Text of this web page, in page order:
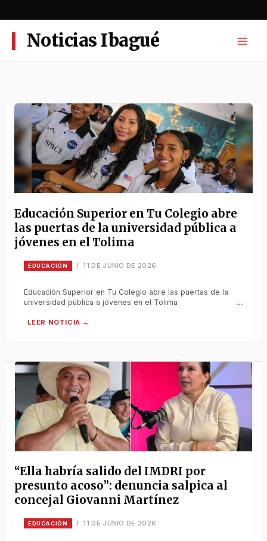
al
contenidoNoticias Ibagué
Educación Superior en Tu Colegio abre
las puertas de la universidad pública a
jóvenes en el Tolima
EDUCACIÓN / 11 DE JUNIO DE 2026
Educación Superior en Tu Colegio abre las puertas de la
universidad pública a jóvenes en el Tolima
“Ella habría salido del IMDRI por
presunto acoso”: denuncia salpica al
concejal Giovanni Martínez
EDUCACIÓN / 11 DE JUNIO DE 2026